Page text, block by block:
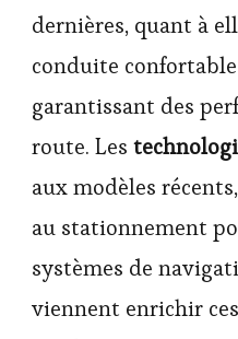
dernières, quant à
conduite
garantissant des
route. Les
aux modèles
au stationnement
systèmes de
viennent enrichir